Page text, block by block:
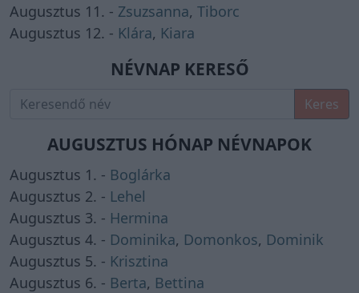
Augusztus 11. - Zsuzsanna, Tiborc
Augusztus 12. - Klára, Kiara
NÉVNAP KERESŐ
Keres
AUGUSZTUS HÓNAP NÉVNAPOK
Augusztus 1. - Boglárka
Augusztus 2. - Lehel
Augusztus 3. - Hermina
Augusztus 4. - Dominika, Domonkos, Dominik
Augusztus 5. - Krisztina
Augusztus 6. - Berta, Bettina